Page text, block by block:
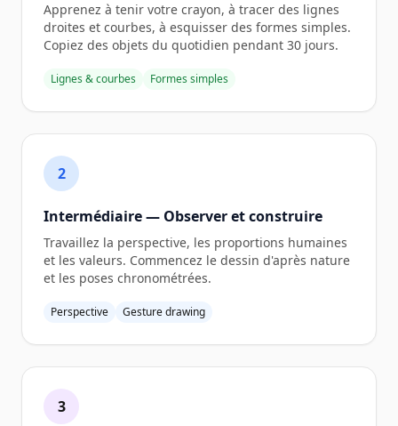
Apprenez à tenir votre crayon, à tracer des lignes
droites et courbes, à esquisser des formes simples.
Copiez des objets du quotidien pendant 30 jours.
Lignes & courbes Formes simples
2
Intermédiaire — Observer et construire
Travaillez la perspective, les proportions humaines
et les valeurs. Commencez le dessin d'après nature
et les poses chronométrées.
Perspective Gesture drawing
3